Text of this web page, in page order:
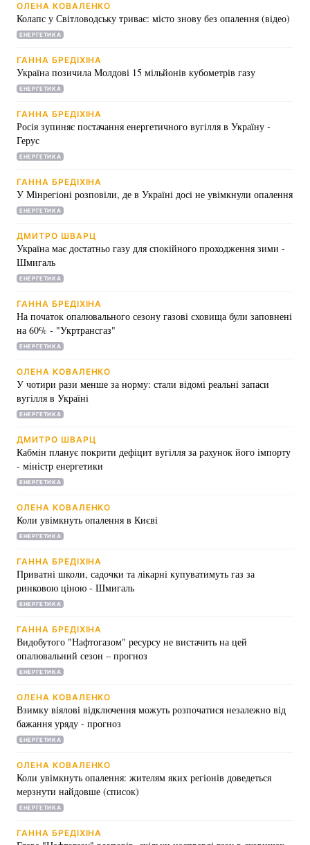
ОЛЕНА КОВАЛЕНКО
Колапс у Світловодську триває: місто знову без опалення (відео)
ЕНЕРГЕТИКА
ГАННА БРЕДІХІНА
Україна позичила Молдові 15 мільйонів кубометрів газу
ЕНЕРГЕТИКА
ГАННА БРЕДІХІНА
Росія зупиняє постачання енергетичного вугілля в Україну -
Герус
ЕНЕРГЕТИКА
ГАННА БРЕДІХІНА
У Мінрегіоні розповіли, де в Україні досі не увімкнули опалення
ЕНЕРГЕТИКА
ДМИТРО ШВАРЦ
Україна має достатньо газу для спокійного проходження зими -
Шмигаль
ЕНЕРГЕТИКА
ГАННА БРЕДІХІНА
На початок опалювального сезону газові сховища були заповнені
на 60% - "Укртрансгаз"
ЕНЕРГЕТИКА
ОЛЕНА КОВАЛЕНКО
У чотири рази менше за норму: стали відомі реальні запаси
вугілля в Україні
ЕНЕРГЕТИКА
ДМИТРО ШВАРЦ
Кабмін планує покрити дефіцит вугілля за рахунок його імпорту
- міністр енергетики
ЕНЕРГЕТИКА
ОЛЕНА КОВАЛЕНКО
Коли увімкнуть опалення в Києві
ЕНЕРГЕТИКА
ГАННА БРЕДІХІНА
Приватні школи, садочки та лікарні купуватимуть газ за
ринковою ціною - Шмигаль
ЕНЕРГЕТИКА
ГАННА БРЕДІХІНА
Видобутого "Нафтогазом" ресурсу не вистачить на цей
опалювальний сезон – прогноз
ЕНЕРГЕТИКА
ОЛЕНА КОВАЛЕНКО
Взимку віялові відключення можуть розпочатися незалежно від
бажання уряду - прогноз
ЕНЕРГЕТИКА
ОЛЕНА КОВАЛЕНКО
Коли увімкнуть опалення: жителям яких регіонів доведеться
мерзнути найдовше (список)
ЕНЕРГЕТИКА
ГАННА БРЕДІХІНА